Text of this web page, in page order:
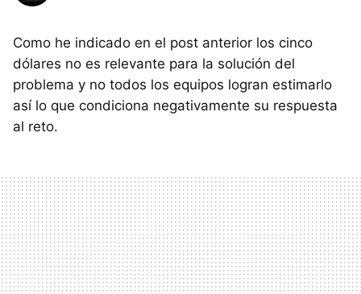
Como he indicado en el post anterior los cinco
dólares no es relevante para la solución del
problema y no todos los equipos logran estimarlo
así lo que condiciona negativamente su respuesta
al reto.